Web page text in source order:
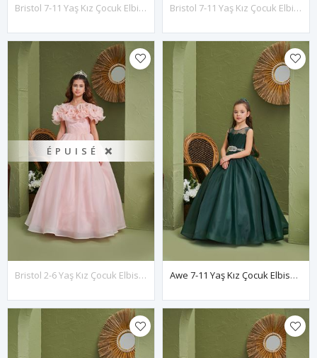
Bristol 7-11 Yaş Kız Çocuk Elbise 30168 Kırık Beyaz Bristol 7-11 Yaş Kız Çocuk Elbise 30168 Bebe Mavi
ÉPUISÉ ❌
Bristol 2-6 Yaş Kız Çocuk Elbise 20168 Somon Awe 7-11 Yaş Kız Çocuk Elbise 30166 Yeşil